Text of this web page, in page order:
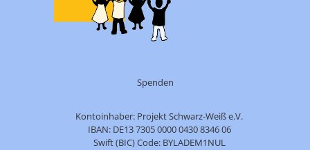
Spenden
Kontoinhaber: Projekt Schwarz-Weiß e.V.
IBAN: DE13 7305 0000 0430 8346 06
Swift (BIC) Code: BYLADEM1NUL